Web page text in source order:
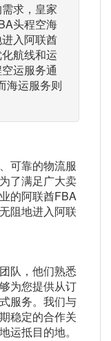
求，皇家
头程空海
入阿联酋
航线和运
运服务通
海运服务则
可靠的物流服
了满足广大卖
的阿联酋FBA
阻地进入阿联
队，他们熟悉
为您提供从订
服务。我们与
稳定的合作关
运抵目的地。